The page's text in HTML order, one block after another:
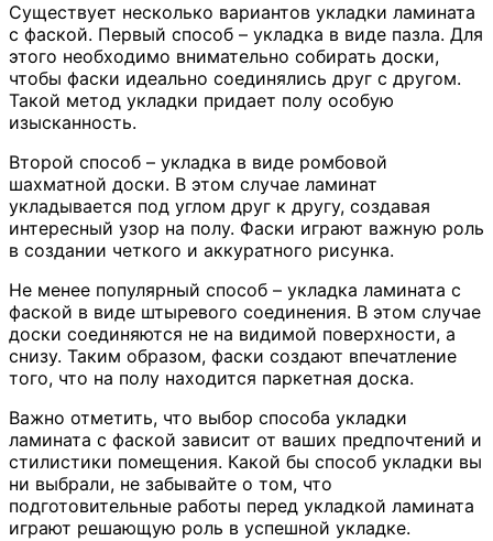
Существует несколько вариантов укладки ламината
с фаской. Первый способ – укладка в виде пазла. Для
этого необходимо внимательно собирать доски,
чтобы фаски идеально соединялись друг с другом.
Такой метод укладки придает полу особую
изысканность.
Второй способ – укладка в виде ромбовой
шахматной доски. В этом случае ламинат
укладывается под углом друг к другу, создавая
интересный узор на полу. Фаски играют важную роль
в создании четкого и аккуратного рисунка.
Не менее популярный способ – укладка ламината с
фаской в виде штыревого соединения. В этом случае
доски соединяются не на видимой поверхности, а
снизу. Таким образом, фаски создают впечатление
того, что на полу находится паркетная доска.
Важно отметить, что выбор способа укладки
ламината с фаской зависит от ваших предпочтений и
стилистики помещения. Какой бы способ укладки вы
ни выбрали, не забывайте о том, что
подготовительные работы перед укладкой ламината
играют решающую роль в успешной укладке.